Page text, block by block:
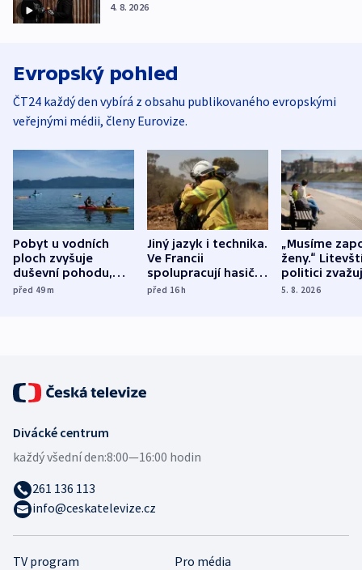
4. 8. 2026
Evropský pohled
ČT24 každý den vybírá z obsahu publikovaného evropskými
veřejnými médii, členy Eurovize.
Pobyt u vodních
ploch zvyšuje
duševní pohodu,
ukázala
před 49m
Jiný jazyk i technika.
Ve Francii
spolupracují hasiči z
různých zemí
před 16h
„Musíme
ženy.“
politici
dohodu o
5. 8. 2026
TV program Pro média
Divácké centrum
každý všední den:8:00—16:00 hodin
261 136 113
info@ceskatelevize.cz